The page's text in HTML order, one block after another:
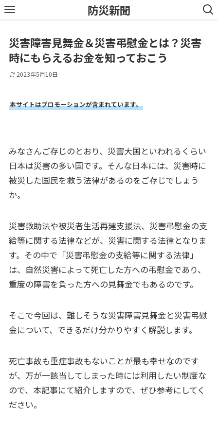
防災新聞
災害障害見舞金＆災害弔慰金とは？災害
時にもらえるお金を知っておこう
2023年5月10日
本サイトはプロモーションが含まれています。
みなさんご存じのとおり、災害大国といわれるくらい
日本は災害の多い国です。そんな日本には、災害時に
被災した国民を救う法律があるのをご存じでしょう
か。
災害救助法や被災者生活再建支援法、災害弔慰金の支
給等に関する法律などが、災害に関する法律となりま
す。その中で「災害弔慰金の支給等に関する法律」
は、自然災害によって死亡した方への弔慰金であり、
重度の障害を負った方への見舞金でもあるのです。
そこで今回は、難しそうな災害障害見舞金と災害弔慰
金について、できるだけ分かりやすく解説します。
死亡事故も重症事故もないことが最も幸せなのです
が、万が一該当してしまった時には利用したい制度な
ので、本記事にて紹介しますので、ぜひ参考にしてく
ださい。